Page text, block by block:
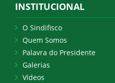
INSTITUCIONAL
O Sindifisco
Quem Somos
Palavra do Presidente
Galerias
Vídeos